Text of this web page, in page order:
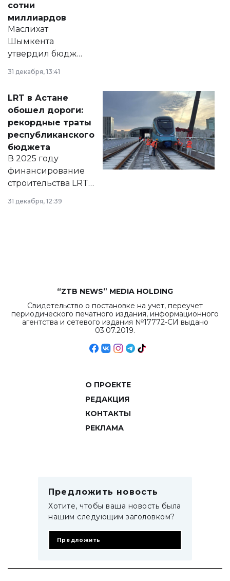
сотни
миллиардов
Маслихат
Шымкента
утвердил бюджет
города на 2026–
2028 годы.
документ
появился в базе
нормативных
правовых актов и
на сайте маслихат
города.
31 декабря, 13:41
LRT в Астане
обошел дороги:
рекордные траты
республиканского
бюджета
В 2025 году
финансирование
строительства LRT
в Астане из
республиканского
31 декабря, 12:39
“ZTB NEWS” MEDIA HOLDING
Свидетельство о постановке на учет, переучет
периодического печатного издания, информационного
агентства и сетевого издания №17772-СИ выдано
03.07.2019.
О ПРОЕКТЕ
РЕДАКЦИЯ
КОНТАКТЫ
РЕКЛАМА
Предложить новость
Хотите, чтобы ваша новость была
нашим следующим заголовком?
Предложить